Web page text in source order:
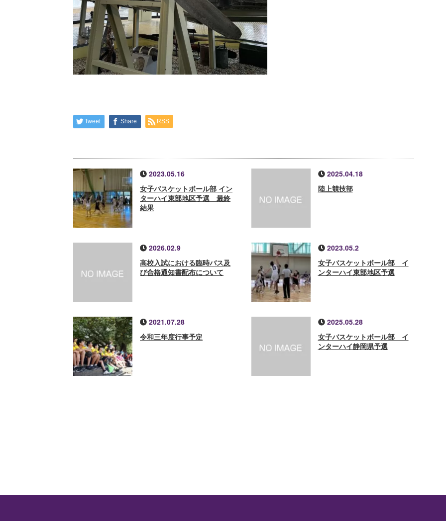
Tweet Share RSS
2023.05.16
女子バスケットボール部 イン
ターハイ東部地区予選 最終
結果
2025.04.18
陸上競技部
2026.02.9
高校入試における臨時バス及
び合格通知書配布について
2023.05.2
女子バスケットボール部 イ
ンターハイ東部地区予選
2021.07.28
令和三年度行事予定
2025.05.28
女子バスケットボール部 イ
ンターハイ静岡県予選